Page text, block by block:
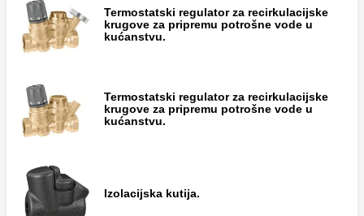
Termostatski regulator za recirkulacijske
krugove za pripremu potrošne vode u
kućanstvu.
Termostatski regulator za recirkulacijske
krugove za pripremu potrošne vode u
kućanstvu.
Izolacijska kutija.